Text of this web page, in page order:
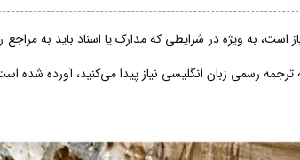
است، به ویژه در شرایطی که مدارک یا اسناد باید به
رسمی زبان انگلیسی نیاز پیدا می‌کنید، آورده شده